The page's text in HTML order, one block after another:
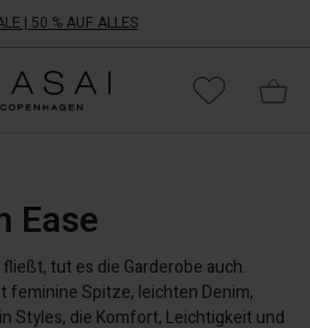
| 50 % AUF ALLES
Masai
Clothing
Ease
tut es die Garderobe auch.
feminine Spitze, leichten Denim,
Styles, die Komfort, Leichtigkeit und